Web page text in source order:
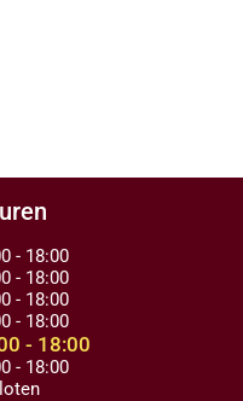
- 18:00
- 18:00
- 18:00
- 18:00
- 18:00
- 18:00